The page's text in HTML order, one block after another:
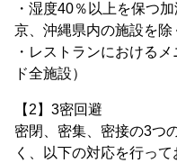
・湿度40％以上を保つ
京、沖縄県内の施設を除
・レストランにおける
ド全施設）
【2】3密回避
密閉、密集、密接の3つ
く、以下の対応を行って